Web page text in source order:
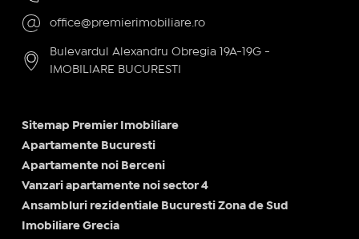
office@premierimobiliare.ro
Bulevardul Alexandru Obregia 19A-19G -
IMOBILIARE BUCURESTI
Sitemap Premier Imobiliare
Apartamente Bucuresti
Apartamente noi Berceni
Vanzari apartamente noi sector 4
Ansambluri rezidentiale Bucuresti Zona de Sud
Imobiliare Grecia